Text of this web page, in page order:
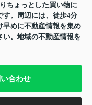
ちょっとした買い物に
。周辺には、徒歩4分
早めに不動産情報を集め
い。地域の不動産情報を
合わせ